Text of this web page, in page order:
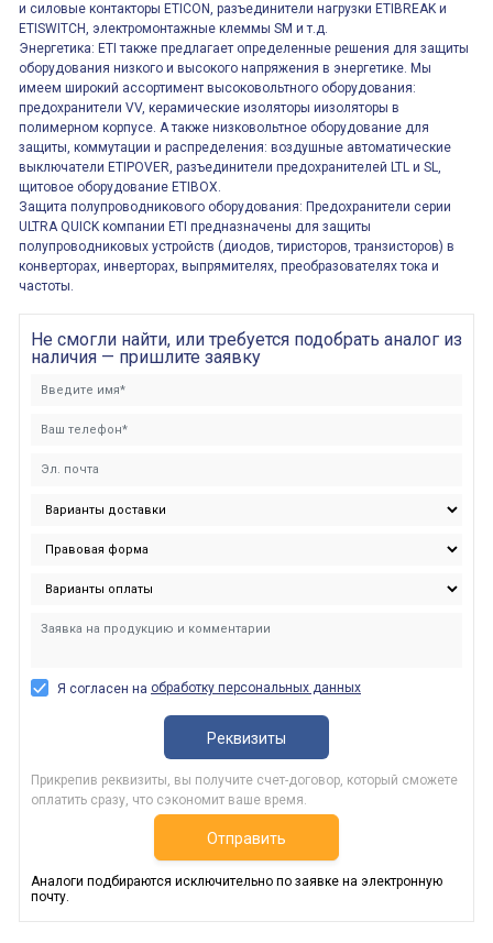
и силовые контакторы ETICON, разъединители нагрузки ETIBREAK и
ETISWITCH, электромонтажные клеммы SM и т.д.
Энергетика: ETI также предлагает определенные решения для защиты
оборудования низкого и высокого напряжения в энергетике. Мы
имеем широкий ассортимент высоковольтного оборудования:
предохранители VV, керамические изоляторы иизоляторы в
полимерном корпусе. А также низковольтное оборудование для
защиты, коммутации и распределения: воздушные автоматические
выключатели ETIPOVER, разъединители предохранителей LTL и SL,
щитовое оборудование ETIBOX.
Защита полупроводникового оборудования: Предохранители серии
ULTRA QUICK компании ETI предназначены для защиты
полупроводниковых устройств (диодов, тиристоров, транзисторов) в
конверторах, инверторах, выпрямителях, преобразователях тока и
частоты.
Не смогли найти, или требуется подобрать аналог из
наличия — пришлите заявку
Я согласен на обработку персональных данных
Реквизиты
Прикрепив реквизиты, вы получите счет-договор, который сможете
оплатить сразу, что сэкономит ваше время.
Отправить
Аналоги подбираются исключительно по заявке на электронную
почту.